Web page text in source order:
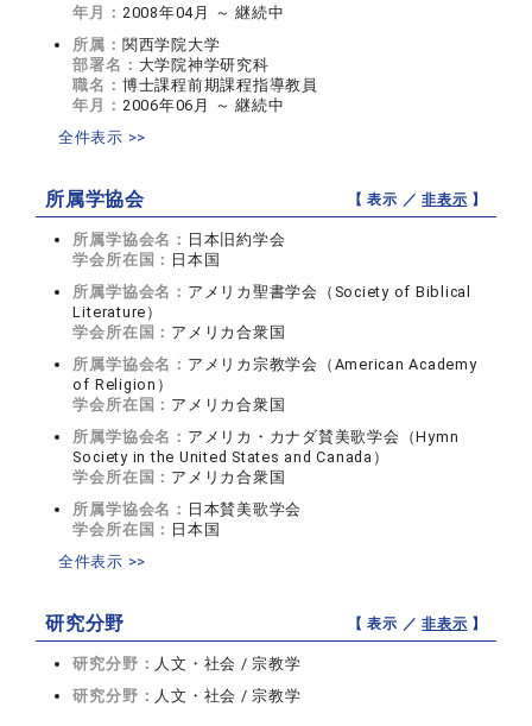
年月： 2008年04月 ～ 継続中
所属： 関西学院大学
部署名： 大学院神学研究科
職名： 博士課程前期課程指導教員
年月： 2006年06月 ～ 継続中
全件表示 >>
所属学協会 【 表示 ／非表示 】
所属学協会名： 日本旧約学会
学会所在国： 日本国
所属学協会名： アメリカ聖書学会（Society of Biblical
Literature）
学会所在国： アメリカ合衆国
所属学協会名： アメリカ宗教学会（American Academy
of Religion）
学会所在国： アメリカ合衆国
所属学協会名： アメリカ・カナダ賛美歌学会（Hymn
Society in the United States and Canada）
学会所在国： アメリカ合衆国
所属学協会名： 日本賛美歌学会
学会所在国： 日本国
全件表示 >>
研究分野 【 表示 ／非表示 】
研究分野： 人文・社会 / 宗教学
研究分野： 人文・社会 / 宗教学